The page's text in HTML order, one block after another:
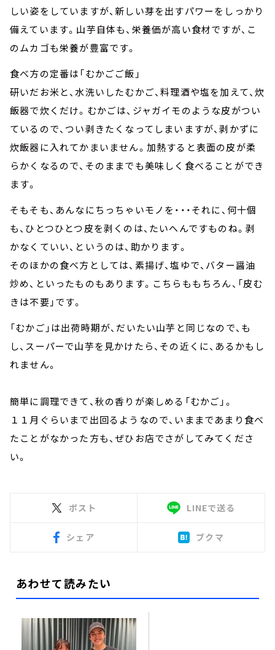
しい姿をしていますが、新しい芽を出すパワーをしっかり
備えています。山芋自体も、栄養価が高い食材ですが、こ
のムカゴも栄養が豊富です。
食べ方の定番は「むかごご飯」
研いだお米と、水洗いしたむかご、料理酒や塩を加えて、炊
飯器で炊くだけ。むかごは、ジャガイモのような皮がつい
ているので、つい剥きたくなってしまいますが、剥かずに
炊飯器に入れてかまいません。加熱すると表面の皮が柔
らかくなるので、そのままでも美味しく食べることができ
ます。
そもそも、あんなにちっちゃいモノを・・・それに、何十個
も、ひとつひとつ皮を剥くのは、たいへんですものね。剥
かなくていい、というのは、助かります。
そのほかの食べ方としては、素揚げ、塩ゆで、バター醤油
炒め、といったものもあります。こちらももちろん、「皮む
きは不要」です。
「むかご」は出荷時期が、だいたい山芋と同じなので、も
し、スーパーで山芋を見かけたら、その近くに、あるかもし
れません。
簡単に調理できて、秋の香りが楽しめる「むかご」。
１１月ぐらいまで出回るようなので、いままであまり食べ
たことがなかった方も、ぜひお店でさがしてみてくださ
い。
ポスト LINEで送る
シェア ブクマ
あわせて読みたい